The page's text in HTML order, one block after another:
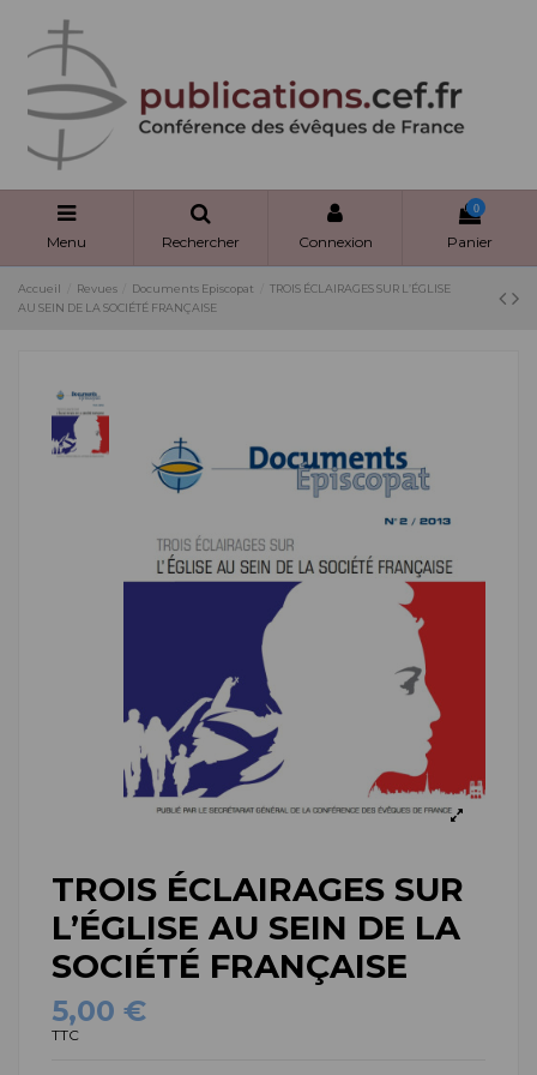
Menu Rechercher Connexion
0
Panier
Accueil Revues Documents Episcopat
TROIS ÉCLAIRAGES SUR L’ÉGLISE
AU SEIN DE LA SOCIÉTÉ FRANÇAISE
TROIS ÉCLAIRAGES SUR
L’ÉGLISE AU SEIN DE LA
SOCIÉTÉ FRANÇAISE
5,00 €
TTC